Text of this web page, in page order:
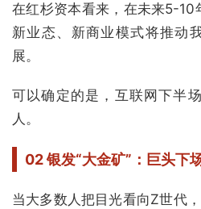
在红杉资本看来，在未来5-10
新业态、新商业模式将推动
展。
可以确定的是，互联网下半
人。
02 银发“大金矿”： 巨头下
当大多数人把目光看向Z世代